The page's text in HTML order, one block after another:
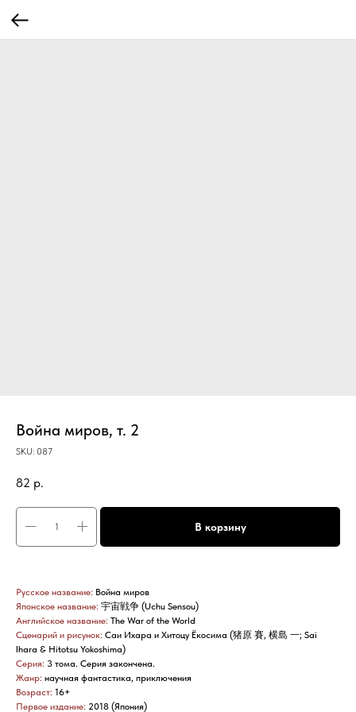
Война миров, т. 2
SKU: 087
82 р.
В корзину
Русское название: Война миров
Японское название: 宇宙戦争 (Uchu Sensou)
Английское название: The War of the World
Сценарий и рисунок: Саи Ихара и Хитоцу Ёкосима (猪原 賽, 横島 一; Sai
Ihara & Hitotsu Yokoshima)
Серия: 3 тома. Серия закончена.
Жанр: научная фантастика, приключения
Возраст: 16+
Первое издание: 2018 (Япония)